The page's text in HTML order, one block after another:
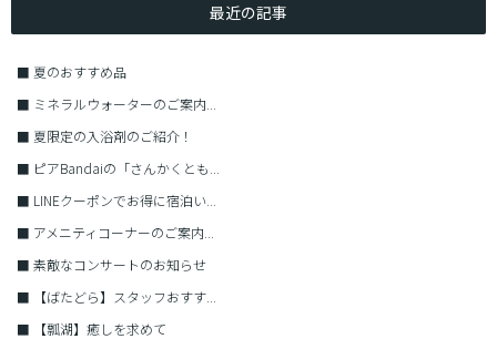
最近の記事
■ 夏のおすすめ品
■ ミネラルウォーターのご案内...
■ 夏限定の入浴剤のご紹介！
■ ピアBandaiの「さんかくとも...
■ LINEクーポンでお得に宿泊い...
■ アメニティコーナーのご案内...
■ 素敵なコンサートのお知らせ
■
【ばたどら】スタッフおすす...
■
【瓢湖】癒しを求めて